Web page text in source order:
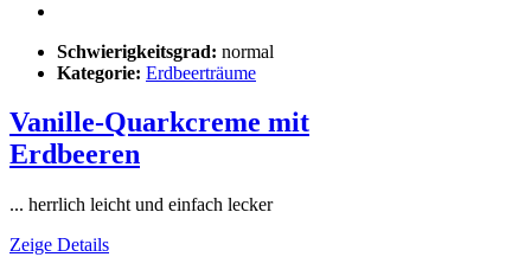
Schwierigkeitsgrad: normal
Kategorie: Erdbeerträume
Vanille-Quarkcreme mit
Erdbeeren
... herrlich leicht und einfach lecker
Zeige Details